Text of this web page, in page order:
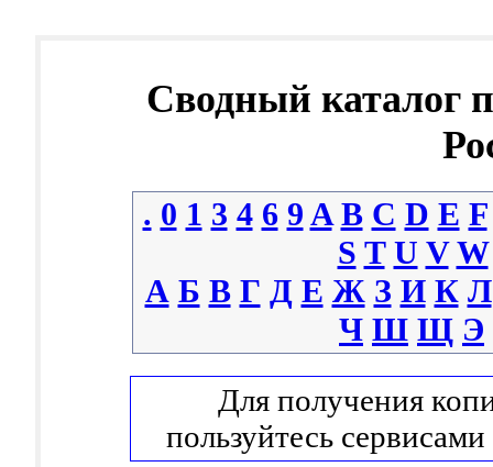
Сводный каталог
. 0 1 3 4 6 9 A B C D E F
S T U V W
А Б В Г Д Е Ж З И К Л
Ч Ш Щ Э
Для получения
пользуйтесь сервисами